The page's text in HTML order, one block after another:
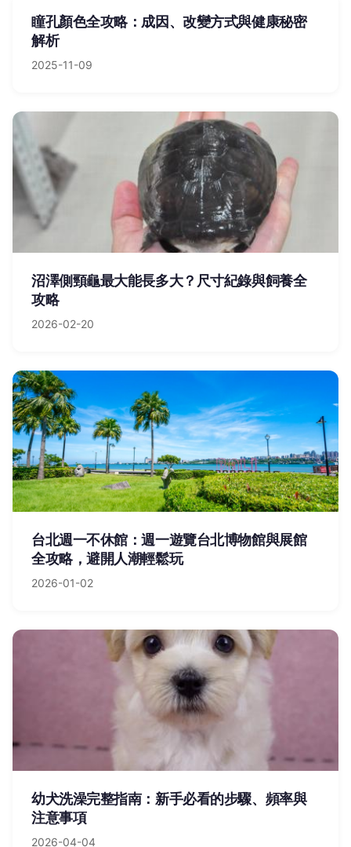
瞳孔顏色全攻略：成因、改變方式與健康秘密
解析
2025-11-09
沼澤側頸龜最大能長多大？尺寸紀錄與飼養全
攻略
2026-02-20
台北週一不休館：週一遊覽台北博物館與展館
全攻略，避開人潮輕鬆玩
2026-01-02
幼犬洗澡完整指南：新手必看的步驟、頻率與
注意事項
2026-04-04